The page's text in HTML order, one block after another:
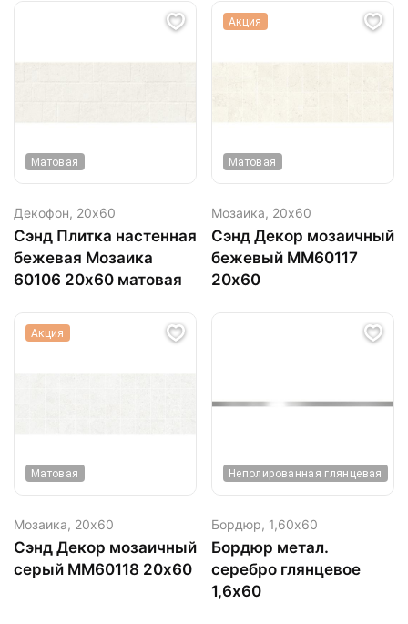
Матовая
Декофон, 20х60
Сэнд Плитка настенная
бежевая Мозаика
60106 20х60 матовая
Акция
Матовая
Мозаика, 20х60
Сэнд Декор мозаичный
бежевый MM60117
20х60
Акция
Матовая
Мозаика, 20х60
Сэнд Декор мозаичный
серый MM60118 20х60
Неполированная глянцевая
Бордюр, 1,60х60
Бордюр метал.
серебро глянцевое
1,6х60